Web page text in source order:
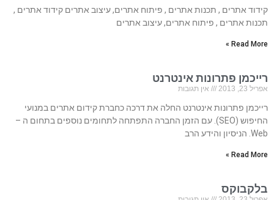
קידוד אתרים , תכנות אתרים , פיתוח אתרים, עיצוב אתרים קידוד אתרים ,
תכנות אתרים , פיתוח אתרים, עיצוב אתרים
Read More »
רייכמן פתרונות אינטרנט
אפריל 23, 2013 אין תגובות
רייכמן פתרונות אינטרנט החלה את דרכה כחברת קידום אתרים במנועי
החיפוש (SEO). עם הזמן החברה התפתחה לתחומים נוספים בתחום ה –
Web. הניסיון והידע הרב
Read More »
בלקבוקס